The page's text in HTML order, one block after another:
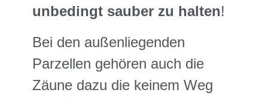
unbedingt sauber zu halten!
Bei den außenliegenden
Parzellen gehören auch die
Zäune dazu die keinem Weg